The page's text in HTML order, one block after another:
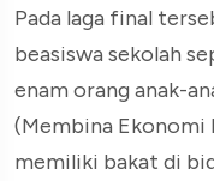
Pada laga final
beasiswa sekolah
enam orang anak-
(Membina Ekonomi
memiliki bakat di